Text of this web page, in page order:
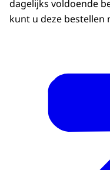
dagelijks voldoende
kunt u deze bestellen